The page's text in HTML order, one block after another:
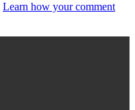
Learn how your comment